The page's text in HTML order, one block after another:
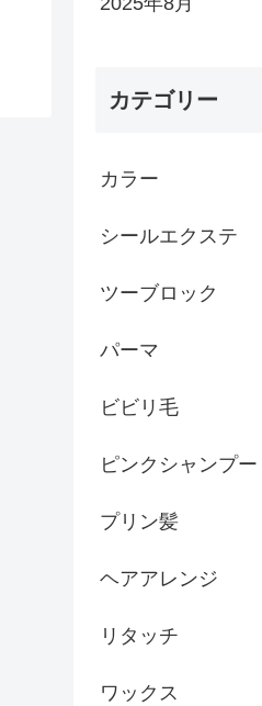
カテゴリー
カラー
シールエクステ
ツーブロック
パーマ
ビビリ毛
ピンクシャンプー
プリン髪
ヘアアレンジ
リタッチ
ワックス